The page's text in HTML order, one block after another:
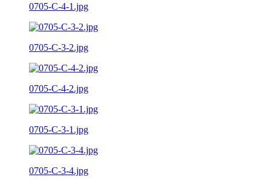
0705-C-4-1.jpg
0705-C-3-2.jpg
0705-C-4-2.jpg
0705-C-3-1.jpg
0705-C-3-4.jpg